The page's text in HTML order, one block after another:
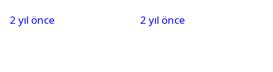
2 yıl önce
Gönderildi
2 yıl önce